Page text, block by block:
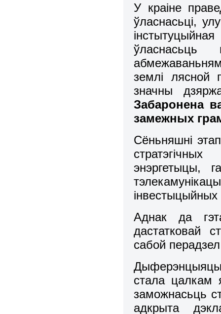
У краіне
ўласнасьці,
землі лясной
значны
Забаронена
замежных
Сёньняшні
энэргетыцы,
інвестыцыйных
Аднак да
дастатковай
сабой
стала цалкам
заможнасьць
адкрыта